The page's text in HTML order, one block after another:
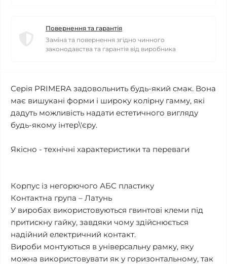
Повернення та гарантія
Заміна та повернення згідно чинного
законодавства та гарантія від виробника
Серія PRIMERA задовольнить будь-який смак. Вона
має вишукані форми і широку колірну гамму, які
дадуть можливість надати естетичного вигляду
будь-якому інтер\'єру.
Якісно - технічні характеристики та переваги
Корпус із негорючого АБС пластику
Контактна група – Латунь
У виробах використовуються гвинтові клеми під
притискну гайку, завдяки чому здійснюється
надійний електричний контакт.
Вироби монтуються в універсальну рамку, яку
можна використовувати як у горизонтальному, так